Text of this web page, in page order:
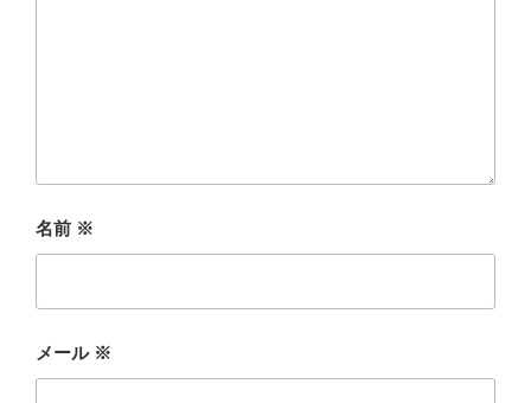
名前 ※
メール ※